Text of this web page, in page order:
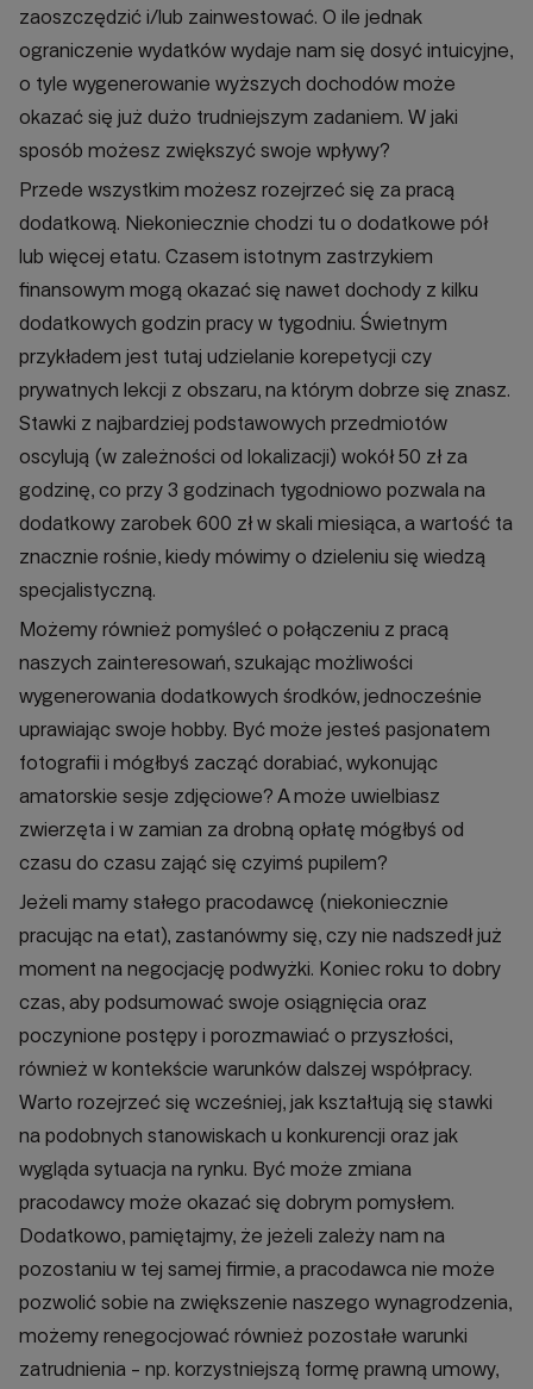
zaoszczędzić i/lub zainwestować. O ile jednak
ograniczenie wydatków wydaje nam się dosyć intuicyjne,
o tyle wygenerowanie wyższych dochodów może
okazać się już dużo trudniejszym zadaniem. W jaki
sposób możesz zwiększyć swoje wpływy?
Przede wszystkim możesz rozejrzeć się za pracą
dodatkową. Niekoniecznie chodzi tu o dodatkowe pół
lub więcej etatu. Czasem istotnym zastrzykiem
finansowym mogą okazać się nawet dochody z kilku
dodatkowych godzin pracy w tygodniu. Świetnym
przykładem jest tutaj udzielanie korepetycji czy
prywatnych lekcji z obszaru, na którym dobrze się znasz.
Stawki z najbardziej podstawowych przedmiotów
oscylują (w zależności od lokalizacji) wokół 50 zł za
godzinę, co przy 3 godzinach tygodniowo pozwala na
dodatkowy zarobek 600 zł w skali miesiąca, a wartość ta
znacznie rośnie, kiedy mówimy o dzieleniu się wiedzą
specjalistyczną.
Możemy również pomyśleć o połączeniu z pracą
naszych zainteresowań, szukając możliwości
wygenerowania dodatkowych środków, jednocześnie
uprawiając swoje hobby. Być może jesteś pasjonatem
fotografii i mógłbyś zacząć dorabiać, wykonując
amatorskie sesje zdjęciowe? A może uwielbiasz
zwierzęta i w zamian za drobną opłatę mógłbyś od
czasu do czasu zająć się czyimś pupilem?
Jeżeli mamy stałego pracodawcę (niekoniecznie
pracując na etat), zastanówmy się, czy nie nadszedł już
moment na negocjację podwyżki. Koniec roku to dobry
czas, aby podsumować swoje osiągnięcia oraz
poczynione postępy i porozmawiać o przyszłości,
również w kontekście warunków dalszej współpracy.
Warto rozejrzeć się wcześniej, jak kształtują się stawki
na podobnych stanowiskach u konkurencji oraz jak
wygląda sytuacja na rynku. Być może zmiana
pracodawcy może okazać się dobrym pomysłem.
Dodatkowo, pamiętajmy, że jeżeli zależy nam na
pozostaniu w tej samej firmie, a pracodawca nie może
pozwolić sobie na zwiększenie naszego wynagrodzenia,
możemy renegocjować również pozostałe warunki
zatrudnienia - np. korzystniejszą formę prawną umowy,